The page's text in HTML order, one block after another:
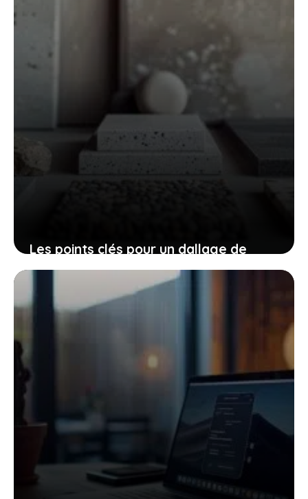
Les points clés pour un dallage de
terrasse optimal